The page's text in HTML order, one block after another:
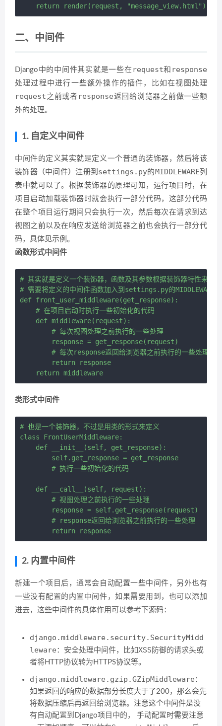
二、中间件
Django中的中间件其实就是一些在 request和 response
处理过程中进行一些额外操作的插件，比如在视图处理
request 之前或者 response返回给浏览器之前做一些额
外的处理。
1. 自定义中间件
中间件的定义其实就是定义一个普通的装饰器，然后将该
装饰器（中间件）注册到 settings.py的MIDDLEWARE列
表中就可以了。根据装饰器的原理可知，运行项目时，在
项目启动加载装饰器时就会执行一部分代码，这部分代码
在整个项目运行期间只会执行一次，然后每次在请求到达
视图之前以及在响应发送给浏览器之前也会执行一部分代
码，具体见示例。
函数形式中间件
# 其实就是定义一个装饰器，函数及其参数根据装饰器特性来定
# 需要将定义的中间件函数加入到settings.py的MIDDLEWARE
def front_user_middleware(get_response):
    # 在项目启动时执行一些初始化的代码
    def middleware(request):
        # 每次视图处理之前执行的一些处理
        response = get_response(request)
        # 每次response返回给浏览器之前执行的一些处理
        return response
类形式中间件
# 也是一个装饰器，不过是用类的形式来定义
class FrontUserMiddleware:
    def __init__(self, get_response):
        self.get_response = get_response
        # 执行一些初始化的代码
    def __call__(self, request):
        # 视图处理之前执行的一些处理
        response = self.get_response(request)
        # response返回给浏览器之前执行的一些处理
2. 内置中间件
新建一个项目后，通常会自动配置一些中间件，另外也有
一些没有配置的内置中间件，如果需要用到，也可以添加
进去，这些中间件的具体作用可以参考下源码：
django.middleware.security.SecurityMidd
leware ：安全处理中间件，比如 XSS 防御的请求头或
者将HTTP协议转为HTTPS协议等。
django.middleware.gzip.GZipMiddleware ：
如果返回的响应的数据部分长度大于了200，那么会先
将数据压缩后再返回给浏览器。注意这个中间件是没
有自动配置到Django项目中的， 手动配置时需要注意